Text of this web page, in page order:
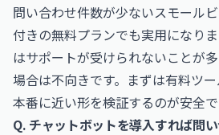
問い合わせ件数が少ないスモール
付きの無料プランでも実用になり
はサポートが受けられないことが
場合は不向きです。まずは有料ツ
本番に近い形を検証するのが安全で
Q. チャットボットを導入すれば問